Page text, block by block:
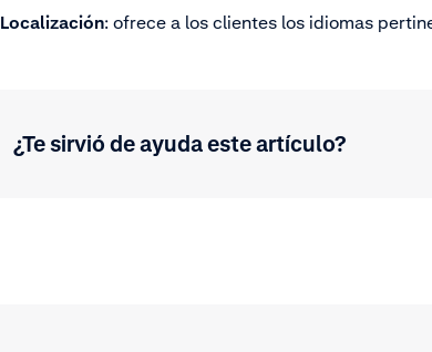
Localización: ofrece a los clientes los idiomas
¿Te sirvió de ayuda este artículo?